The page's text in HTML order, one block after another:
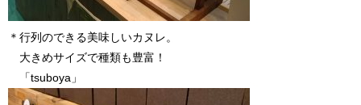
＊行列のできる美味しいカヌレ。
大きめサイズで種類も豊富！
「tsuboya」